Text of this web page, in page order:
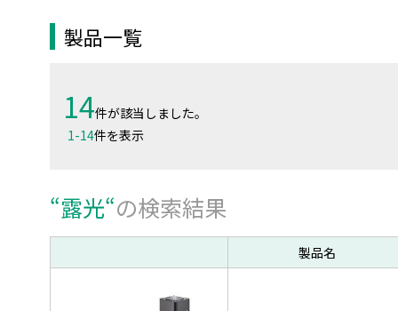
製品一覧
14件が該当しました。
1-14件を表示
“露光“の検索結果
製品名